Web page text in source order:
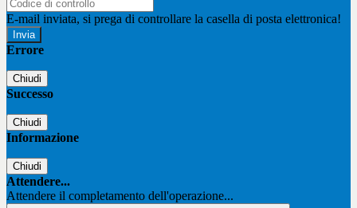
E-mail inviata, si prega di controllare la casella di posta elettronica!
Errore
Chiudi
Successo
Chiudi
Informazione
Chiudi
Attendere...
Attendere il completamento dell'operazione...